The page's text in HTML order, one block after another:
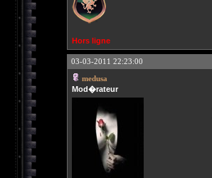
Hors ligne
03-03-2011 22:23:00
medusa
Mod�rateur